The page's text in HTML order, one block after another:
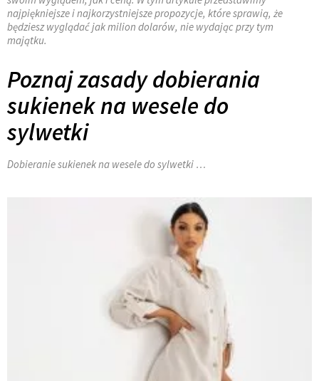
najpiękniejsze i najkorzystniejsze propozycje, które sprawią, że
będziesz wyglądać jak milion dolarów, nie wydając przy tym
majątku.
Poznaj zasady dobierania
sukienek na wesele do
sylwetki
Dobieranie sukienek na wesele do sylwetki …